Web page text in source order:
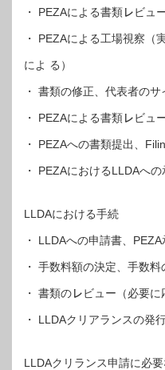
・ PEZAによる書類㆑ビュ
・ PEZAによる工場視察（
によ る）
・ 書類の修正、代表者の
・ PEZAによる書類㆑ビュ
・ PEZAへの書類提出、
・ PEZAにおけるLLDAへ
LLDAにおける手続
・ LLDAへの申請書、
・ 手数料額の決定、手数料
・ 書類の㆑ビュー（必要に
・ LLDAクリアランスの発
LLDAクリランス申請に必